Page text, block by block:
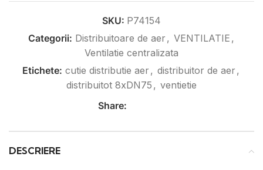
SKU: P74154
Categorii: Distribuitoare de aer , VENTILATIE ,
Ventilatie centralizata
Etichete: cutie distributie aer , distribuitor de aer ,
distribuitot 8xDN75 , ventietie
Share:
DESCRIERE